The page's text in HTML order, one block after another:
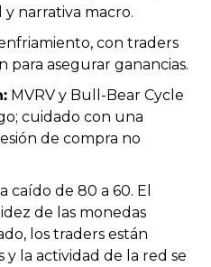
narrativa macro.
con traders
para asegurar ganancias.
MVRV y Bull-Bear Cycle
cuidado con una
de compra no
caído de 80 a 60. El
de las monedas
los traders están
la actividad de la red se